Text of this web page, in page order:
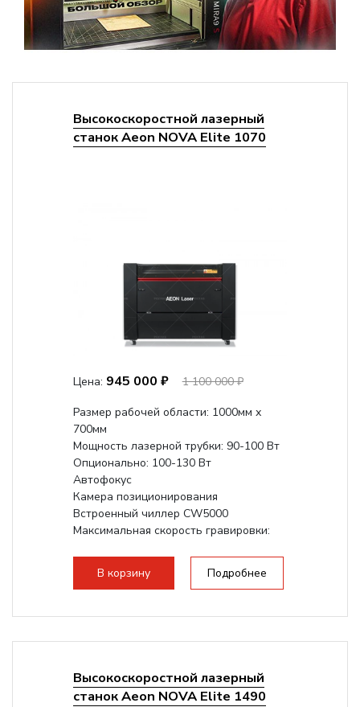
Высокоскоростной лазерный
станок Aeon NOVA Elite 1070
Цена: 945 000 ₽
1 100 000 ₽
Размер рабочей области: 1000мм х
700мм
Мощность лазерной трубки: 90-100 Вт
Опционально: 100-130 Вт
Автофокус
Камера позиционирования
Встроенный чиллер CW5000
Максимальная скорость гравировки:
140мм,
В корзину Подробнее
Высокоскоростной лазерный
станок Aeon NOVA Elite 1490